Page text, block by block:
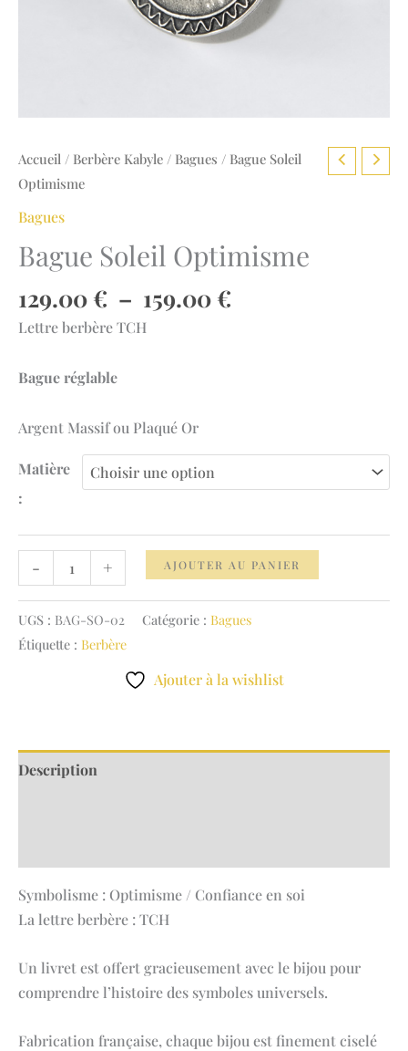
Accueil / Berbère Kabyle / Bagues / Bague Soleil
Optimisme
Bagues
Bague Soleil Optimisme
129.00 € – 159.00 €
Lettre berbère TCH
Bague réglable
Argent Massif ou Plaqué Or
Matière
:
-
de
Bague
Soleil
+ AJOUTER AU PANIER
UGS : BAG-SO-02 Catégorie : Bagues
Étiquette : Berbère
Ajouter à la wishlist
Description
Symbolisme : Optimisme / Confiance en soi
La lettre berbère : TCH
Un livret est offert gracieusement avec le bijou pour
comprendre l’histoire des symboles universels.
Fabrication française, chaque bijou est finement ciselé